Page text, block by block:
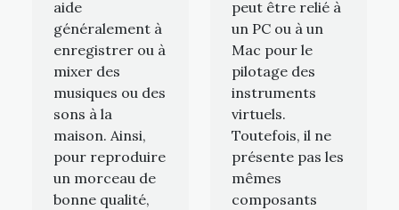
aide
généralement à
enregistrer ou à
mixer des
musiques ou des
sons à la
maison. Ainsi,
pour reproduire
un morceau de
bonne qualité,
peut être relié à
un PC ou à un
Mac pour le
pilotage des
instruments
virtuels.
Toutefois, il ne
présente pas les
mêmes
composants